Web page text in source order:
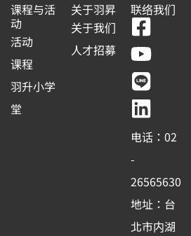
课程与活
动
活动
课程
羽升小学
堂
关于羽昇
关于我们
人才招募
联络我们
F
a
c
e
b
o
o
k
-
s
Y
o
u
t
u
b
e
L
i
n
e
L
i
n
k
e
d
i
n
电话：02
-
26565630
地址：台
北市内湖